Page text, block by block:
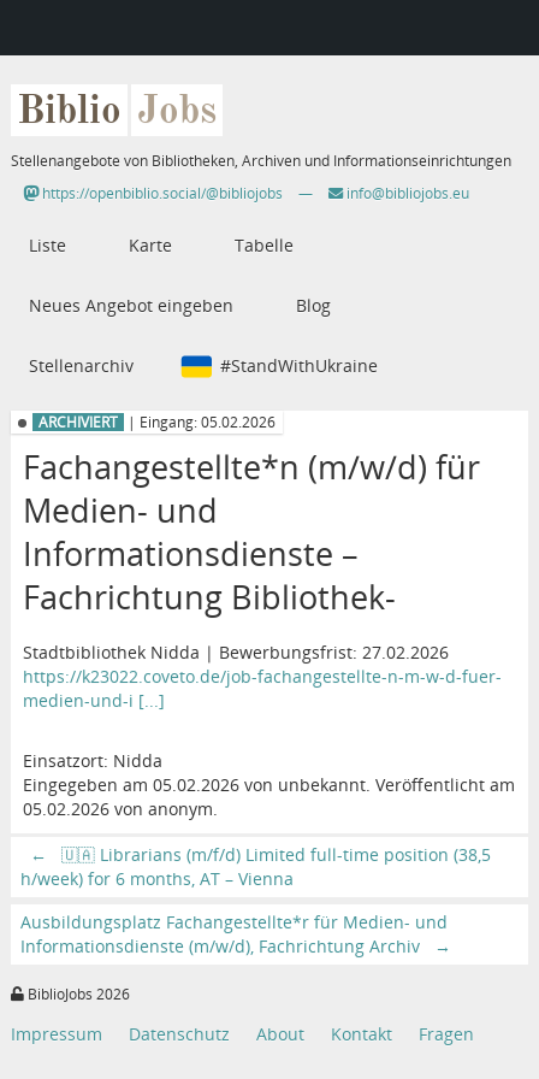
Biblio Jobs
Stellenangebote von Bibliotheken, Archiven und Informationseinrichtungen
https://openbiblio.social/@bibliojobs
— info@bibliojobs.eu
Liste Karte Tabelle
Neues Angebot eingeben Blog
Stellenarchiv #StandWithUkraine
ARCHIVIERT | Eingang: 05.02.2026
Fachangestellte*n (m/w/d) für
Medien- und
Informationsdienste –
Fachrichtung Bibliothek-
Stadtbibliothek Nidda | Bewerbungsfrist: 27.02.2026
https://k23022.coveto.de/job-fachangestellte-n-m-w-d-fuer-
medien-und-i [...]
Einsatzort: Nidda
Eingegeben am 05.02.2026 von unbekannt. Veröffentlicht am
05.02.2026 von anonym.
←
🇺🇦 Librarians (m/f/d) Limited full-time position (38,5
h/week) for 6 months, AT – Vienna
Ausbildungsplatz Fachangestellte*r für Medien- und
Informationsdienste (m/w/d), Fachrichtung Archiv
→
BiblioJobs 2026
Impressum Datenschutz About Kontakt Fragen